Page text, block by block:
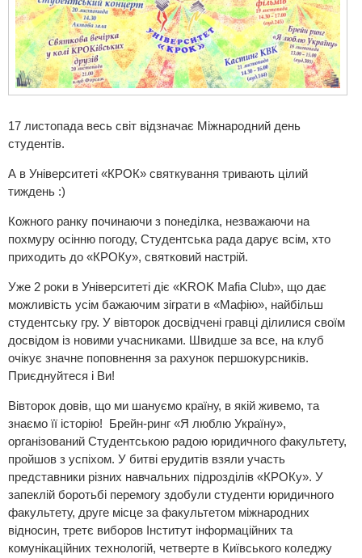
17 листопада весь світ відзначає Міжнародний день
студентів.
А в Університеті «КРОК» святкування тривають цілий
тиждень :)
Кожного ранку починаючи з понеділка, незважаючи на
похмуру осінню погоду, Студентська рада дарує всім, хто
приходить до «КРОКу», святковий настрій.
Уже 2 роки в Університеті діє «KROK Mafia Club», що дає
можливість усім бажаючим зіграти в «Мафію», найбільш
студентську гру. У вівторок досвідчені гравці ділилися своїм
досвідом із новими учасниками. Швидше за все, на клуб
очікує значне поповнення за рахунок першокурсників.
Приєднуйтеся і Ви!
Вівторок довів, що ми шануємо країну, в якій живемо, та
знаємо її історію! Брейн-ринг «Я люблю Україну»,
організований Студентською радою юридичного факультету,
пройшов з успіхом. У битві ерудитів взяли участь
представники різних навчальних підрозділів «КРОКу». У
запеклій боротьбі перемогу здобули студенти юридичного
факультету, друге місце за факультетом міжнародних
відносин, третє виборов Інститут інформаційних та
комунікаційних технологій, четверте в Київського коледжу